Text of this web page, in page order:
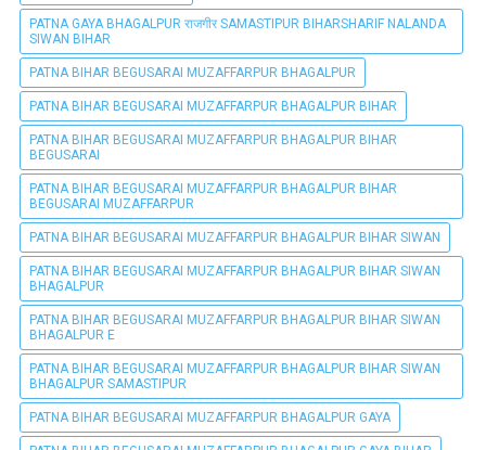
PATNA GAYA BHAGALPUR राजगीर SAMASTIPUR BIHARSHARIF NALANDA
SIWAN BIHAR
PATNA BIHAR BEGUSARAI MUZAFFARPUR BHAGALPUR
PATNA BIHAR BEGUSARAI MUZAFFARPUR BHAGALPUR BIHAR
PATNA BIHAR BEGUSARAI MUZAFFARPUR BHAGALPUR BIHAR
BEGUSARAI
PATNA BIHAR BEGUSARAI MUZAFFARPUR BHAGALPUR BIHAR
BEGUSARAI MUZAFFARPUR
PATNA BIHAR BEGUSARAI MUZAFFARPUR BHAGALPUR BIHAR SIWAN
PATNA BIHAR BEGUSARAI MUZAFFARPUR BHAGALPUR BIHAR SIWAN
BHAGALPUR
PATNA BIHAR BEGUSARAI MUZAFFARPUR BHAGALPUR BIHAR SIWAN
BHAGALPUR E
PATNA BIHAR BEGUSARAI MUZAFFARPUR BHAGALPUR BIHAR SIWAN
BHAGALPUR SAMASTIPUR
PATNA BIHAR BEGUSARAI MUZAFFARPUR BHAGALPUR GAYA